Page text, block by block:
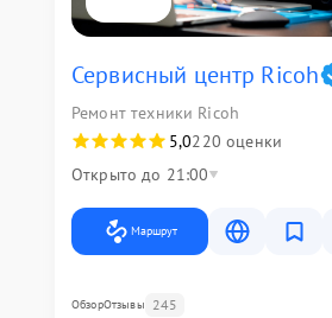
Сервисный центр Ricoh
Ремонт техники Ricoh
5,0220 оценки
Открыто до 21:00
Маршрут
ОбзорОтзывы 245